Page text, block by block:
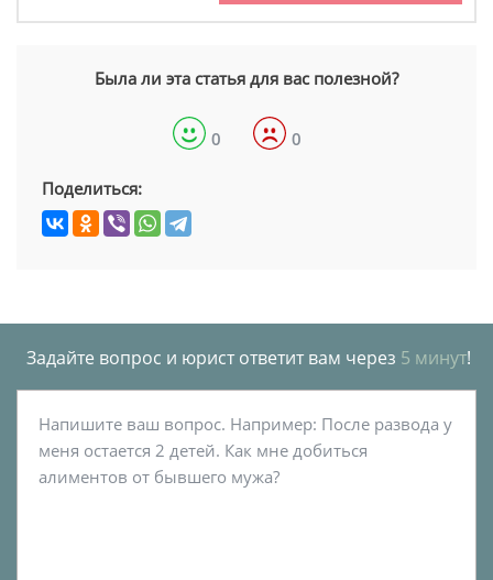
Была ли эта статья для вас полезной?
0 0
Поделиться:
Задайте вопрос и юрист ответит вам через 5 минут!